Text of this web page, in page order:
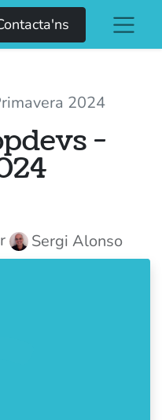
2024
-
Sergi Alonso